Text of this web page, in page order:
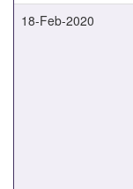
18-Feb-2020